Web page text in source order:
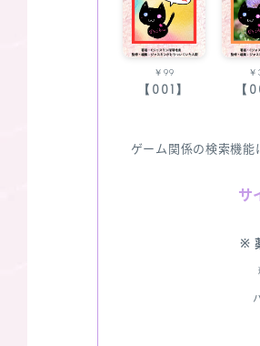
￥99
【001】 【
ゲーム関係の検索機
サ
※